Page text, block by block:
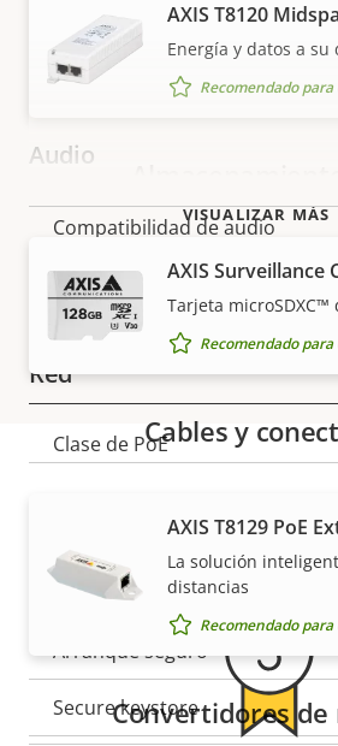
H.265
Audio
Descripción
propiedad
Valor de
Compatibilidad de audio
Micrófono integrado
Red
Descripción
Valor de
Clase de PoE
Descripción
propiedad
Valor de
la
propiedad
Sistema operativo firmado
Arranque seguro
Secure keystore
VISUALIZAR MÁS
AXIS T8120
Energía y datos a
Recomendado
AXIS Surveillance
Tarjeta
Recomendado
Cables y
AXIS T8129 PoE
La solución
distancias
Recomendado
Convertidores de
MOSTRAR PRODUCTOS